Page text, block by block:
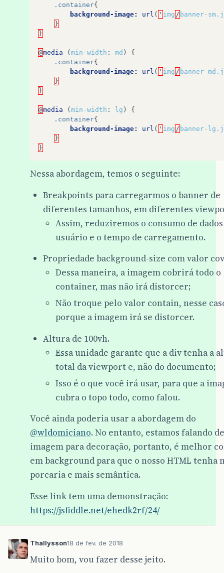
.container{
background-image:
url ( ' img / banner-
}
}
@media ( min-width : md )
{
.container{
background-image:
url ( ' img / banner-
}
}
@media ( min-width : lg )
{
.container{
background-image:
url ( ' img / banner-
}
}
Nessa abordagem, temos o seguinte:
Breakpoints para carregarmos o banner de
diferentes tamanhos, em diferentes
Assim, reduziremos o consumo de
usuário e o tempo de carregamento.
Propriedade background-size com valor
Dessa maneira, a imagem cobrirá todo o
container, mas não irá distorcer;
Não troque pelo valor contain, nesse
porque a imagem irá se distorcer.
Altura de 100vh.
Essa unidade garante que a div tenha a
total da viewport e, não do documento;
Isso é o que você irá usar, para que a
cubra o topo todo, como falou.
Você ainda poderia usar a abordagem do
@wldomiciano. No entanto, estamos falando
imagem para decoração, portanto, é melhor
em background para que o nosso HTML tenha
porcaria e mais semântica.
Esse link tem uma demonstração:
https://jsfiddle.net/ehedk2rf/24/
Thallysson18 de fev. de 2018
Muito bom, vou fazer desse jeito.